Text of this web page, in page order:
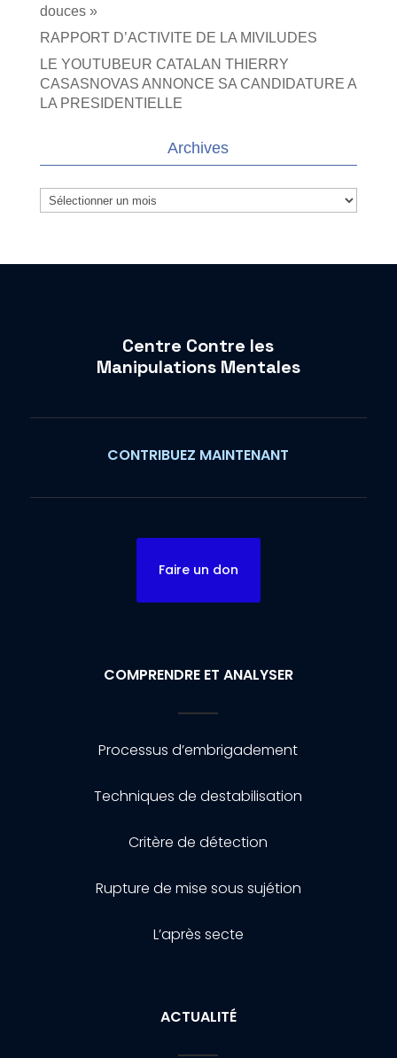
douces »
RAPPORT D’ACTIVITE DE LA MIVILUDES
LE YOUTUBEUR CATALAN THIERRY
CASASNOVAS ANNONCE SA CANDIDATURE A
LA PRESIDENTIELLE
Archives
Archives
Centre Contre les
Manipulations Mentales
CONTRIBUEZ MAINTENANT
Faire un don
COMPRENDRE ET ANALYSER
Processus d’embrigadement
Techniques de destabilisation
Critère de détection
Rupture de mise sous sujétion
L’après secte
ACTUALITÉ